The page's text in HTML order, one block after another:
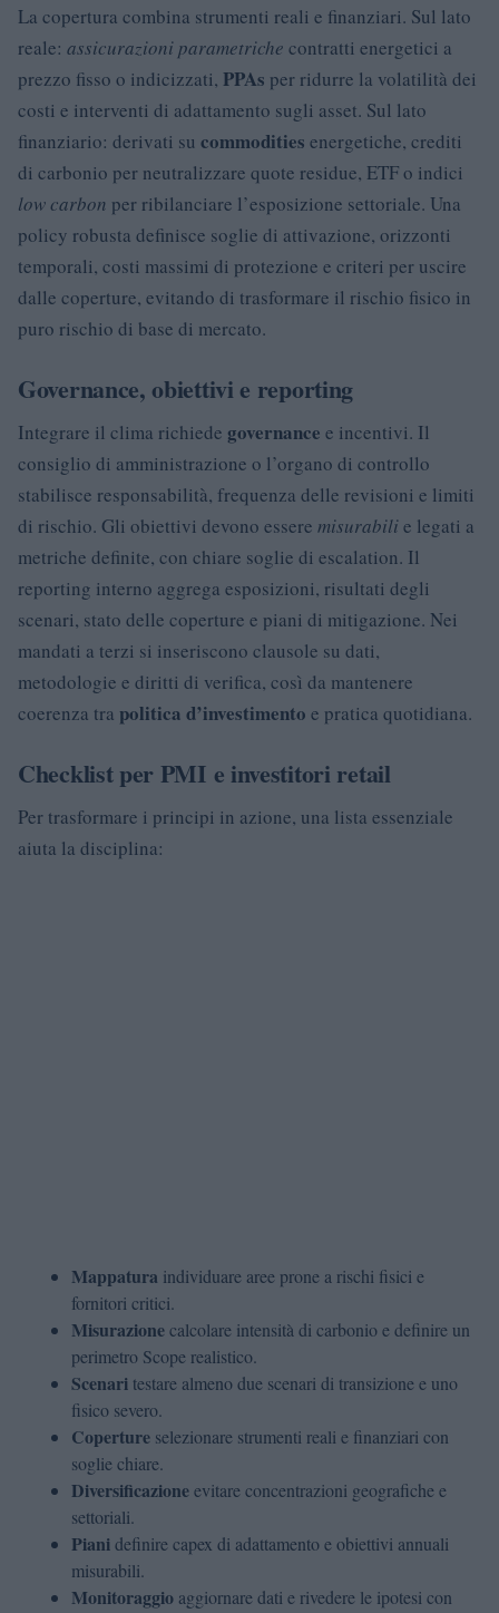
La copertura combina strumenti reali e finanziari. Sul lato
reale: assicurazioni parametriche contratti energetici a
prezzo fisso o indicizzati, PPAs per ridurre la volatilità dei
costi e interventi di adattamento sugli asset. Sul lato
finanziario: derivati su commodities energetiche, crediti
di carbonio per neutralizzare quote residue, ETF o indici
low carbon per ribilanciare l’esposizione settoriale. Una
policy robusta definisce soglie di attivazione, orizzonti
temporali, costi massimi di protezione e criteri per uscire
dalle coperture, evitando di trasformare il rischio fisico in
puro rischio di base di mercato.
Governance, obiettivi e reporting
Integrare il clima richiede governance e incentivi. Il
consiglio di amministrazione o l’organo di controllo
stabilisce responsabilità, frequenza delle revisioni e limiti
di rischio. Gli obiettivi devono essere misurabilie legati a
metriche definite, con chiare soglie di escalation. Il
reporting interno aggrega esposizioni, risultati degli
scenari, stato delle coperture e piani di mitigazione. Nei
mandati a terzi si inseriscono clausole su dati,
metodologie e diritti di verifica, così da mantenere
coerenza tra politica d’investimento e pratica quotidiana.
Checklist per PMI e investitori retail
Per trasformare i principi in azione, una lista essenziale
aiuta la disciplina:
Mappatura individuare aree prone a rischi fisici e
fornitori critici.
Misurazionecalcolare intensità di carbonio e definire un
perimetro Scope realistico.
Scenari testare almeno due scenari di transizione e uno
fisico severo.
Coperture selezionare strumenti reali e finanziari con
soglie chiare.
Diversificazioneevitare concentrazioni geografiche e
settoriali.
Pianidefinire capex di adattamento e obiettivi annuali
misurabili.
Monitoraggio aggiornare dati e rivedere le ipotesi con